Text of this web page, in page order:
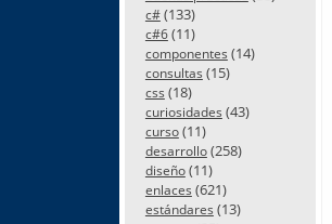
c#(133)
c#6(11)
componentes (14)
consultas (15)
css (18)
curiosidades (43)
curso(11)
desarrollo(258)
diseño(11)
enlaces (621)
estándares (13)